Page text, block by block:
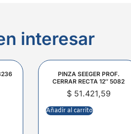
interesar
PINZA SEEGER PROF.
CERRAR RECTA 12″ 5082
$51.421,59
Añadir al carrito